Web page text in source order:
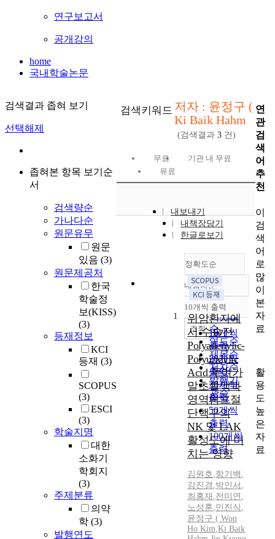
연구보고서
공개강의
home
국내학술논문
검색결과 좁혀 보기
선택해제
좁혀본 항목 보기순
서
검색량순
가나다순
원문유무
원문
있음 (3)
원문제공처
한국
학술정
보(KISS)
(3)
등재정보
KCI
등재 (3)
SCOPUS
(3)
ESCI
(3)
학술지명
대한
소화기
학회지
(3)
주제분류
의약
학 (3)
발행연도
검색키워드 저자 : 윤정구 (
Ki Baik Hahm
(검색결과 3 건)
무료
기관 내 무료
유료
내보내기
내책장담기
한글로보기
정확도순
정확도
순
인기도
순
연도순
제목순
저자순
발행기
관순
내림차순
내림차순
10개씩 출력
10개씩
출력
20개씩
출력
30개씩
출력
50개씩
출력
100개씩
출력
조회
1
위암환자에
서 수술전
Polyadenylic-
Polyuridylic
Acid 투여가
말초혈액과
영역림프절
단핵구의
NK 및 LAK
활성도에 미
치는 영향
김원호,함기백 ,
강진경 ,박인서 ,
최홍재 ,전미연 ,
노성훈,민진식 ,
윤정구 ( Won
Ho Kim,Ki Baik
연
관
검
색
어
추
천
이
검
색
어
로
많
이
본
자
료
활
용
도
높
은
자
료